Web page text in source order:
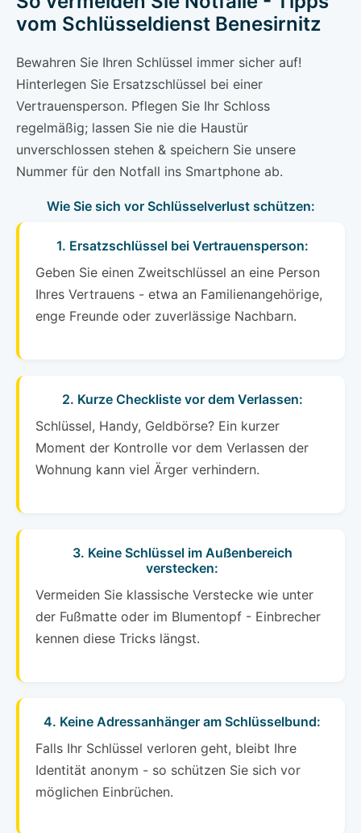
vom Schlüsseldienst Benesirnitz
Bewahren Sie Ihren Schlüssel immer sicher auf!
Hinterlegen Sie Ersatzschlüssel bei einer
Vertrauensperson. Pflegen Sie Ihr Schloss
regelmäßig; lassen Sie nie die Haustür
unverschlossen stehen & speichern Sie unsere
Nummer für den Notfall ins Smartphone ab.
Wie Sie sich vor Schlüsselverlust schützen:
1. Ersatzschlüssel bei Vertrauensperson:
Geben Sie einen Zweitschlüssel an eine Person
Ihres Vertrauens - etwa an Familienangehörige,
enge Freunde oder zuverlässige Nachbarn.
2. Kurze Checkliste vor dem Verlassen:
Schlüssel, Handy, Geldbörse? Ein kurzer
Moment der Kontrolle vor dem Verlassen der
Wohnung kann viel Ärger verhindern.
3. Keine Schlüssel im Außenbereich
verstecken:
Vermeiden Sie klassische Verstecke wie unter
der Fußmatte oder im Blumentopf - Einbrecher
kennen diese Tricks längst.
4. Keine Adressanhänger am Schlüsselbund:
Falls Ihr Schlüssel verloren geht, bleibt Ihre
Identität anonym - so schützen Sie sich vor
möglichen Einbrüchen.